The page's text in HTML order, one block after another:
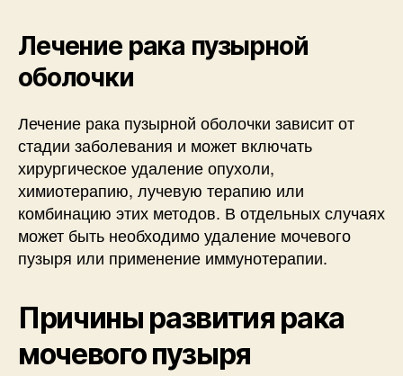
Лечение рака пузырной
оболочки
Лечение рака пузырной оболочки зависит от
стадии заболевания и может включать
хирургическое удаление опухоли,
химиотерапию, лучевую терапию или
комбинацию этих методов. В отдельных случаях
может быть необходимо удаление мочевого
пузыря или применение иммунотерапии.
Причины развития рака
мочевого пузыря